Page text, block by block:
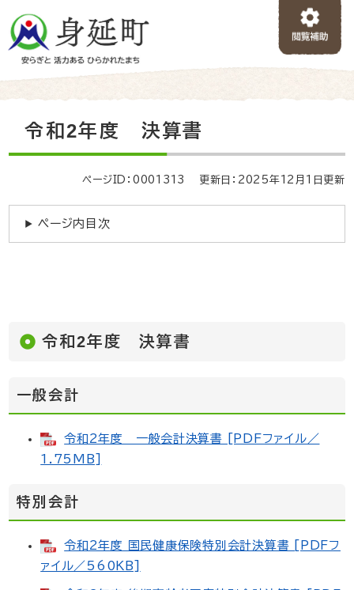
ー
先
令和2年度 決算書
ページID：0001313 更新日：2025年12月1日更新
ページ内目次
令和2年度 決算書
一般会計
令和2年度 一般会計決算書 [PDFファイル／
1.75MB]
特別会計
令和2年度 国民健康保険特別会計決算書 [PDFフ
ァイル／560KB]